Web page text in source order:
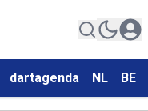
dartagenda NL BE